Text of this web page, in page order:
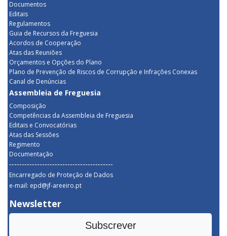
Documentos
Editais
Regulamentos
Guia de Recursos da Freguesia
Acordos de Cooperação
Atas das Reuniões
Orçamentos e Opções do Plano
Plano de Prevenção de Riscos de Corrupção e Infrações Conexas
Canal de Denúncias
Assembleia de Freguesia
Composição
Competências da Assembleia de Freguesia
Editais e Convocatórias
Atas das Sessões
Regimento
Documentação
-----------------------------------------
Encarregado de Proteção de Dados
e-mail: epd@jf-areeiro.pt
Newsletter
Subscrever